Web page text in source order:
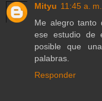
Mityu 11:45 a. m.
Me alegro tanto
ese estudio de
posible que
palabras.
Responder